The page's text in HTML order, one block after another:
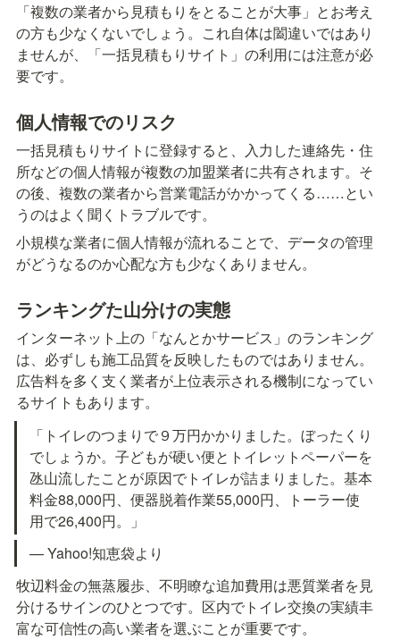
「複数の業者から見積もりをとることが大事」とお考え
の方も少なくないでしょう。これ自体は闔違いではあり
ませんが、「一括見積もりサイト」の利用には注意が必
要です。
個人情報でのリスク
一括見積もりサイトに登録すると、入力した連絡先・住
所などの個人情報が複数の加盟業者に共有されます。そ
の後、複数の業者から営業電話がかかってくる……とい
うのはよく聞くトラブルです。
小規模な業者に個人情報が流れることで、データの管理
がどうなるのか心配な方も少なくありません。
ランキングた山分けの実態
インターネット上の「なんとかサービス」のランキング
は、必ずしも施工品質を反映したものではありません。
広告料を多く支く業者が上位表示される機制になってい
るサイトもあります。
「トイレのつまりで９万円かかりました。ぼったくり
でしょうか。子どもが硬い便とトイレットペーパーを
氹山流したことが原因でトイレが詰まりました。基本
料金88,000円、便器脱着作業55,000円、トーラー使
用で26,400円。」
— Yahoo!知恵袋より
牧辺料金の無蒸履歩、不明瞭な追加費用は悪質業者を見
分けるサインのひとつです。区内でトイレ交換の実績丰
富な可信性の高い業者を選ぶことが重要です。